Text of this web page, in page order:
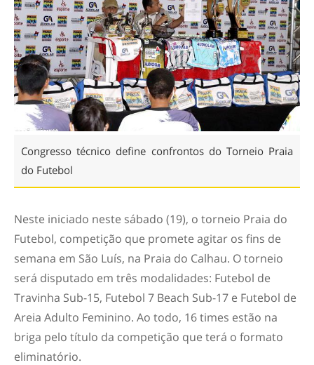
Congresso técnico define confrontos do Torneio Praia
do Futebol
Neste iniciado neste sábado (19), o torneio Praia do
Futebol, competição que promete agitar os fins de
semana em São Luís, na Praia do Calhau. O torneio
será disputado em três modalidades: Futebol de
Travinha Sub-15, Futebol 7 Beach Sub-17 e Futebol de
Areia Adulto Feminino. Ao todo, 16 times estão na
briga pelo título da competição que terá o formato
eliminatório.